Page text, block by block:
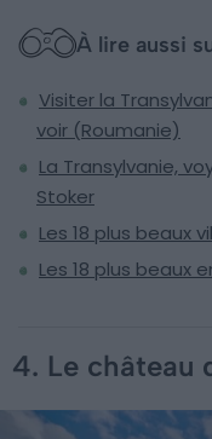
À lire aussi
Visiter la
voir (Roumanie)
La Transylvanie,
Stoker
Les 18 plus beaux
Les 18 plus beaux
4. Le château